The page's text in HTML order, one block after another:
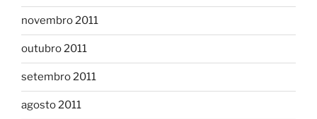
novembro 2011
outubro 2011
setembro 2011
agosto 2011